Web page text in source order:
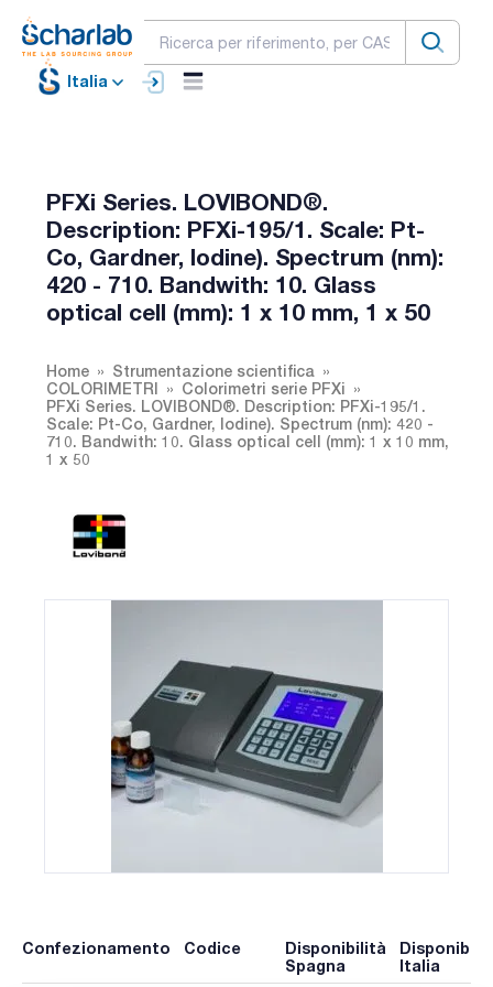
Italia
PFXi Series. LOVIBOND®.
Description: PFXi-195/1. Scale: Pt-
Co, Gardner, Iodine). Spectrum (nm):
420 - 710. Bandwith: 10. Glass
optical cell (mm): 1 x 10 mm, 1 x 50
Home
Strumentazione scientifica
COLORIMETRI
Colorimetri serie PFXi
PFXi Series. LOVIBOND®. Description: PFXi-195/1.
Scale: Pt-Co, Gardner, Iodine). Spectrum (nm): 420 -
710. Bandwith: 10. Glass optical cell (mm): 1 x 10 mm,
1 x 50
Confezionamento Codice
Disponibilità
Spagna
Italia